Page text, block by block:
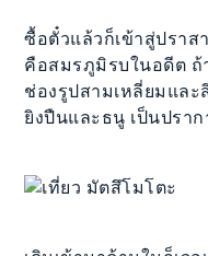
ซื้อตั๋วแล้วก็เข้าสู่ปรา
คือสมรภูมิรบในอดีต ถ้
ช่องรูปสามเหลี่ยมแล
ยิงปืนและธนู เป็นปรา